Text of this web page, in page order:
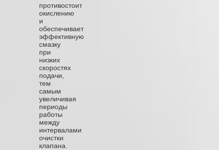
противостоит
окислению
и
обеспечивает
эффективную
смазку
при
низких
скоростях
подачи,
тем
самым
увеличивая
периоды
работы
между
интервалами
очистки
клапана.